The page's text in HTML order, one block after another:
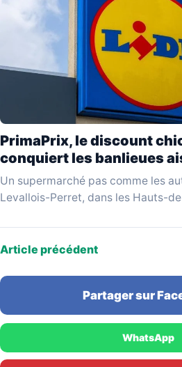
PrimaPrix, le discount
conquiert les banlieues
Un supermarché pas comme les
Levallois-Perret, dans les Hauts-
chic», attire une…
Article précédent
Partager sur
WhatsApp